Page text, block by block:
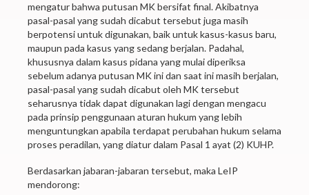
mengatur bahwa putusan MK bersifat final. Akibatnya
pasal-pasal yang sudah dicabut tersebut juga masih
berpotensi untuk digunakan, baik untuk kasus-kasus baru,
maupun pada kasus yang sedang berjalan. Padahal,
khususnya dalam kasus pidana yang mulai diperiksa
sebelum adanya putusan MK ini dan saat ini masih berjalan,
pasal-pasal yang sudah dicabut oleh MK tersebut
seharusnya tidak dapat digunakan lagi dengan mengacu
pada prinsip penggunaan aturan hukum yang lebih
menguntungkan apabila terdapat perubahan hukum selama
proses peradilan, yang diatur dalam Pasal 1 ayat (2) KUHP.
Berdasarkan jabaran-jabaran tersebut, maka LeIP
mendorong: